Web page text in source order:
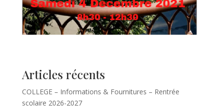
Articles récents
COLLEGE – Informations & Fournitures – Rentrée
scolaire 2026-2027